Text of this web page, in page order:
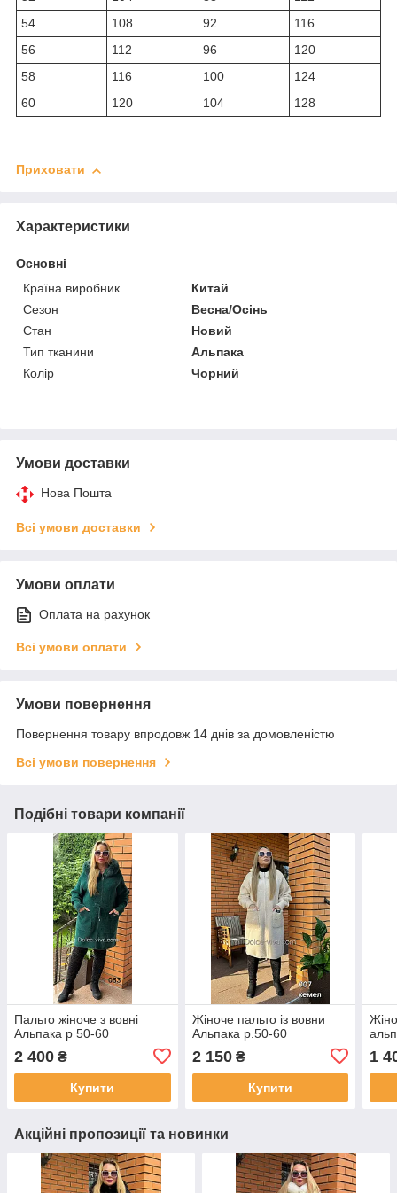
54
108 92
116
56
112 96
120
58
116 100
124
60
120 104 128
Приховати
Характеристики
Основні
Країна виробник
Китай
Сезон
Весна/Осінь
Стан
Новий
Тип тканини
Альпака
Колір
Чорний
Умови доставки
Нова Пошта
Всі умови доставки
Умови оплати
Оплата на рахунок
Всі умови оплати
Умови повернення
Повернення товару впродовж 14 днів за домовленістю
Всі умови повернення
Подібні товари компанії
Пальто жіноче з вовні
Альпака р 50-60
2 400 ₴
Купити
Жіноче пальто із вовни
Альпака р.50-60
2 150₴
Купити
1
Акційні пропозиції та новинки